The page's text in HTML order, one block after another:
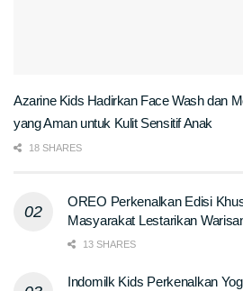
Azarine Kids Hadirkan Face Wash dan Moisturizer
yang Aman untuk Kulit Sensitif Anak
18 SHARES
OREO Perkenalkan Edisi
Masyarakat Lestarikan
13 SHARES
Indomilk Kids Perkenalkan